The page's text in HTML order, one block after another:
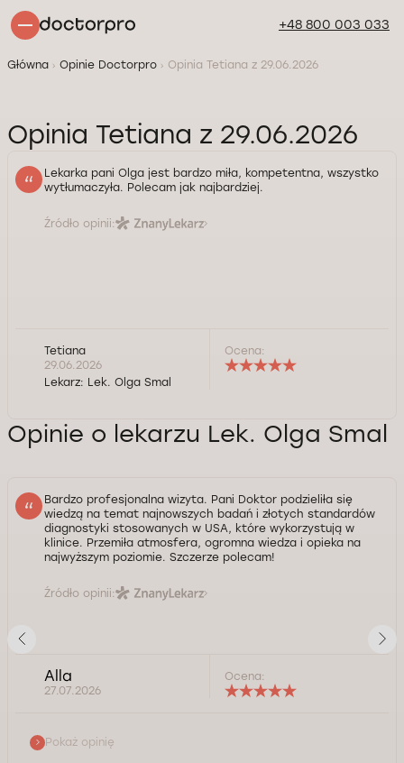
+48 800 003 033
Główna Opinie Doctorpro Opinia Tetiana z 29.06.2026
Opinia Tetiana z 29.06.2026
Lekarka pani Olga jest bardzo miła, kompetentna, wszystko
wytłumaczyła. Polecam jak najbardziej.
Źródło opinii:
Tetiana
29.06.2026
Lekarz: Lek. Olga Smal
Ocena:
Opinie o lekarzu Lek. Olga Smal
Bardzo profesjonalna wizyta. Pani Doktor podzieliła się
wiedzą na temat najnowszych badań i złotych standardów
diagnostyki stosowanych w USA, które wykorzystują w
klinice. Przemiła atmosfera, ogromna wiedza i opieka na
najwyższym poziomie. Szczerze polecam!
Źródło opinii:
Alla
27.07.2026
Ocena:
Pokaż opinię